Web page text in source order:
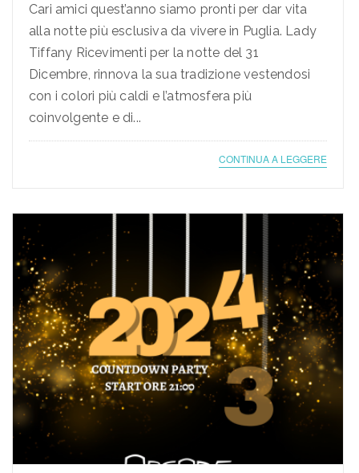
Cari amici quest’anno siamo pronti per dar vita
alla notte più esclusiva da vivere in Puglia. Lady
Tiffany Ricevimenti per la notte del 31
Dicembre, rinnova la sua tradizione vestendosi
con i colori più caldi e l’atmosfera più
coinvolgente e di...
CONTINUA A LEGGERE